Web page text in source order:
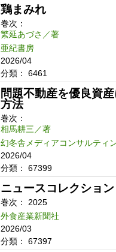
鶏まみれ
巻次：
繁延あづさ／著
亜紀書房
2026/04
分類：
6461
問題不動産を優良資
方法
巻次：
相馬耕三／著
幻冬舎メディアコンサルティ
2026/04
分類：
67399
ニュースコレクション
巻次：
2025
外食産業新聞社
2026/03
分類：
67397